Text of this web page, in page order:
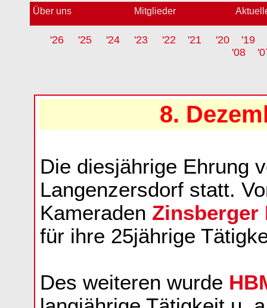
Über uns Mitglieder
'26 '25 '24 '23 '22 '21 '20
'19
'08
8.
Die diesjährige Ehrung
Langenzersdorf statt.
Kameraden Zinsberger
für ihre 25jährige
Des weiteren wurde